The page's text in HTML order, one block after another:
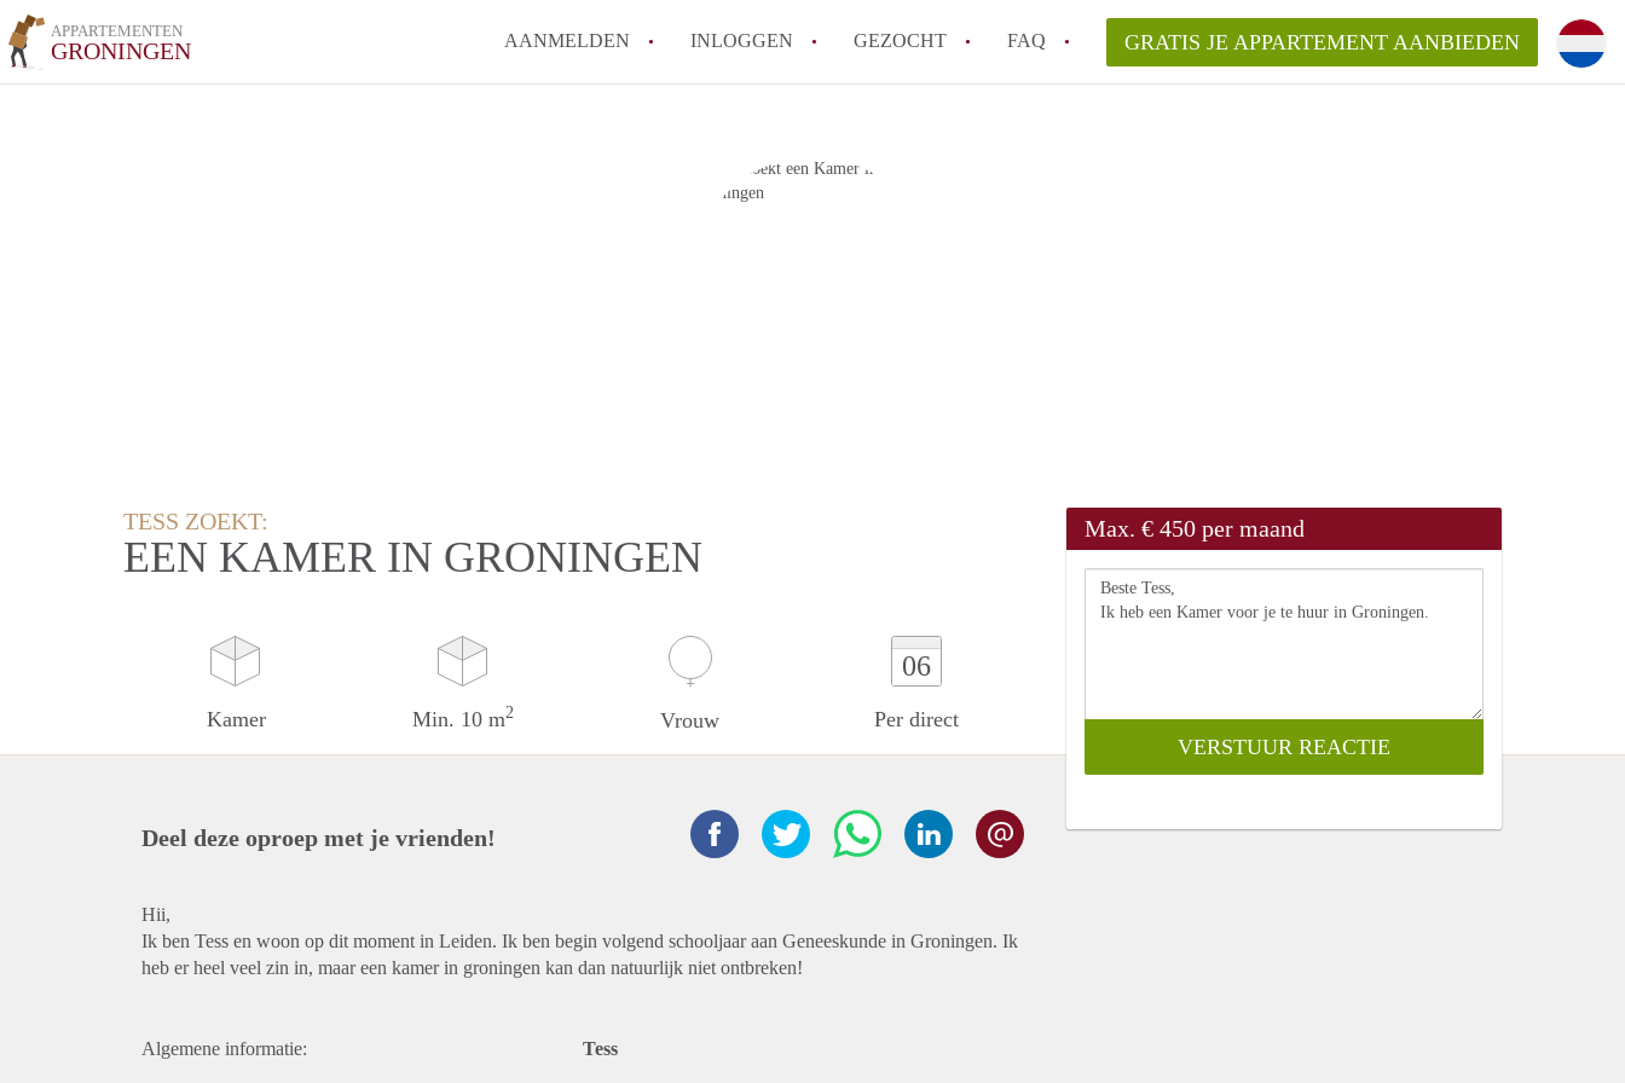
APPARTEMENTEN
GRONINGEN AANMELDEN INLOGGEN GEZOCHT FAQ
Hoe werkt Appartement Groningen
GRATIS JE APPARTEMENT AANBIEDEN
TESS ZOEKT:
EEN KAMER IN GRONINGEN
Kamer Min. 10 m2 Vrouw
06
Per direct
Max. € 450 per maand
Deel deze oproep met je vrienden!
Hii,
Ik ben Tess en woon op dit moment in Leiden. Ik ben begin volgend schooljaar aan Geneeskunde in Groningen. Ik
heb er heel veel zin in, maar een kamer in groningen kan dan natuurlijk niet ontbreken!
Algemene informatie: Tess